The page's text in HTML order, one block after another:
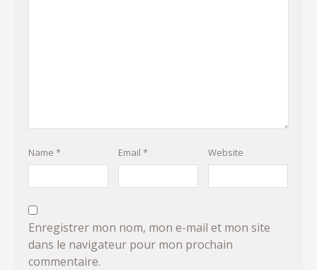
Name * Email* Website
Enregistrer mon nom, mon e-mail et mon site
dans le navigateur pour mon prochain
commentaire.